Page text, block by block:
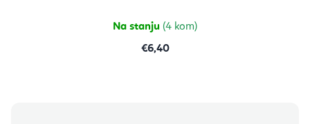
Na stanju (4 kom)
€6,40